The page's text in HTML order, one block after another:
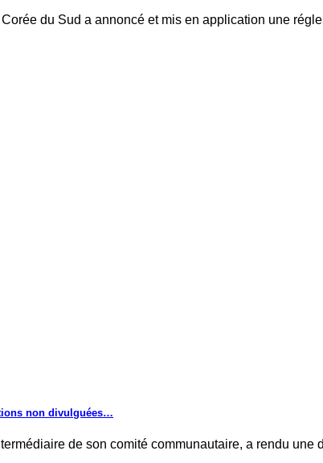
du Sud a annoncé et mis en application une
non divulguées…
de son comité communautaire, a rendu